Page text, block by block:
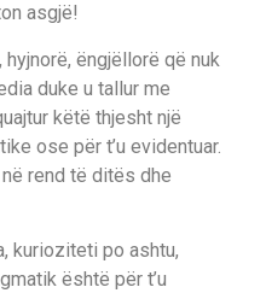
asgjë!
ëngjëllorë që nuk
duke u tallur me
këtë thjesht një
ose për t’u evidentuar.
rend të ditës dhe
kurioziteti po ashtu,
është për t’u